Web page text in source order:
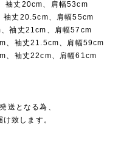
袖丈20cm、肩幅53cm
袖丈20.5cm、肩幅55cm
袖丈21cm、肩幅57cm
、袖丈21.5cm、肩幅59cm
、袖丈22cm、肩幅61cm
送となる為、
致します。